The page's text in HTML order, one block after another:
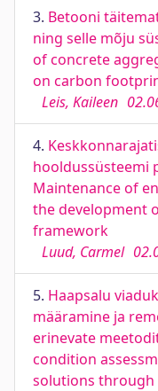
3. Betooni
ning selle mõju
of concrete
on carbon
Leis, Kaileen
4.
hooldussüsteemi
Maintenance of
the development
framework
Luud, Carmel
5. Haapsalu
määramine ja
erinevate
condition
solutions